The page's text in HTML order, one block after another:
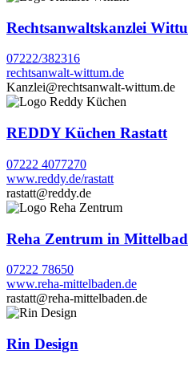
Rechtsanwaltskanzlei
07222/382316
rechtsanwalt-wittum.de
Kanzlei@rechtsanwalt-wittum.de
REDDY Küchen Rastatt
07222 4077270
www.reddy.de/rastatt
rastatt@reddy.de
Reha Zentrum in
07222 78650
www.reha-mittelbaden.de
rastatt@reha-mittelbaden.de
Rin Design